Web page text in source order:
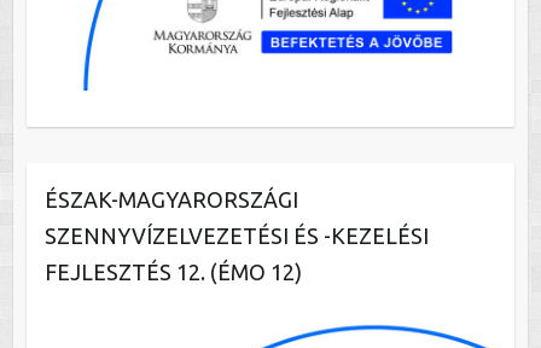
ÉSZAK-MAGYARORSZÁGI
SZENNYVÍZELVEZETÉSI ÉS -KEZELÉSI
FEJLESZTÉS 12. (ÉMO 12)